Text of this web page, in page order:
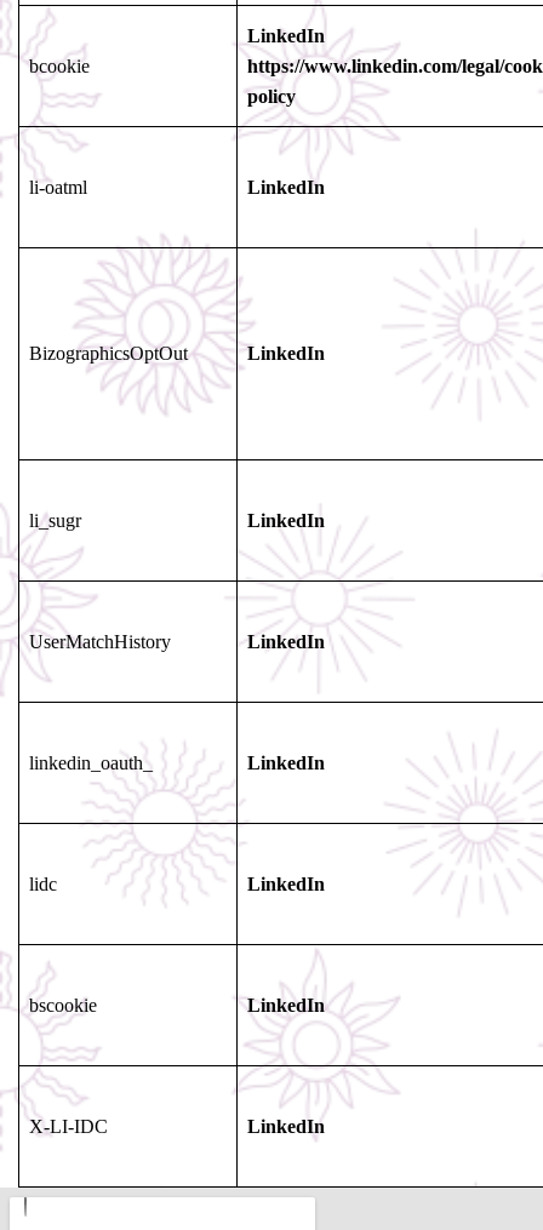
bcookie
LinkedIn
https://www.linkedin.com/legal/
policy
li-oatml LinkedIn
BizographicsOptOut LinkedIn
li_sugr LinkedIn
UserMatchHistory LinkedIn
linkedin_oauth_ LinkedIn
lidc LinkedIn
bscookie LinkedIn
X-LI-IDC LinkedIn